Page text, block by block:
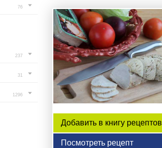
76
237
31
1296
Добавить в книгу рецептов
Посмотреть рецепт